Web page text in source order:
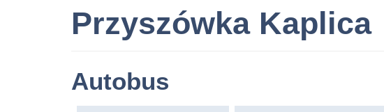
Przyszówka Kaplica
Autobus